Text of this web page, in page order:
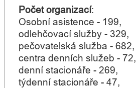
Počet organizací:
Osobní asistence - 199,
odlehčovací služby - 329,
pečovatelská služba - 682,
centra denních služeb - 72,
denní stacionáře - 269,
týdenní stacionáře - 47,